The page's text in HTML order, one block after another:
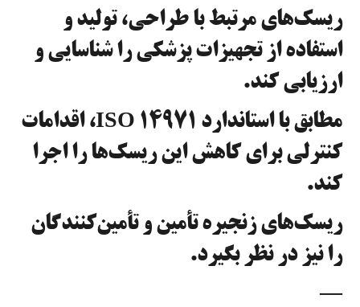
ریسک‌های مرتبط با طراحی، تولید و
استفاده از تجهیزات پزشکی را شناسایی و
ارزیابی کند.
مطابق با استاندارد ISO 14971، اقدامات
کنترلی برای کاهش این ریسک‌ها را اجرا
کند.
ریسک‌های زنجیره تأمین و تأمین‌کنندگان
را نیز در نظر بگیرد.
—